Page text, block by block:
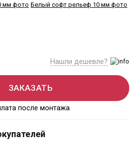
Нашли дешевле?
ЗАКАЗАТЬ
после монтажа